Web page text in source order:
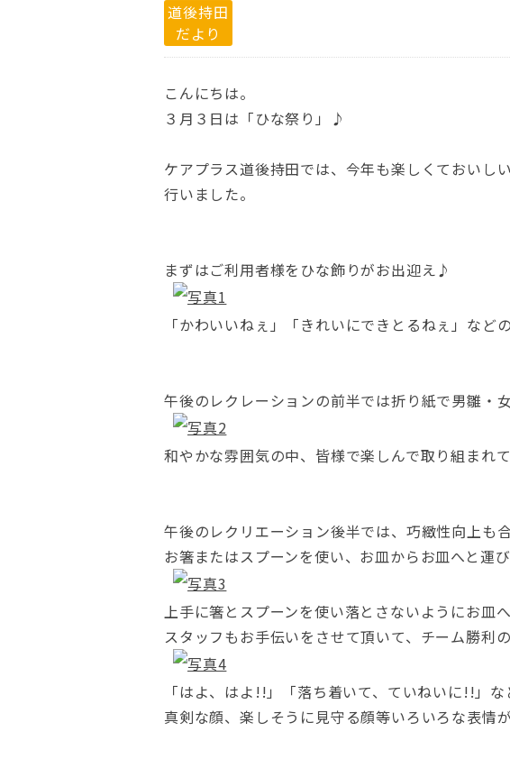
道後持田
だより
こんにちは。
３月３日は「ひな祭り」♪
ケアプラス道後持田では、今年も楽しくておいし
行いました。
まずはご利用者様をひな飾りがお出迎え♪
「かわいいねぇ」「きれいにできとるねぇ」など
午後のレクレーションの前半では折り紙で男雛・
和やかな雰囲気の中、皆様で楽しんで取り組まれて
午後のレクリエーション後半では、巧緻性向上も
お箸またはスプーンを使い、お皿からお皿へと運び
上手に箸とスプーンを使い落とさないようにお皿へ
スタッフもお手伝いをさせて頂いて、チーム勝利
「はよ、はよ!!」「落ち着いて、ていねいに!!」な
真剣な顔、楽しそうに見守る顔等いろいろな表情が